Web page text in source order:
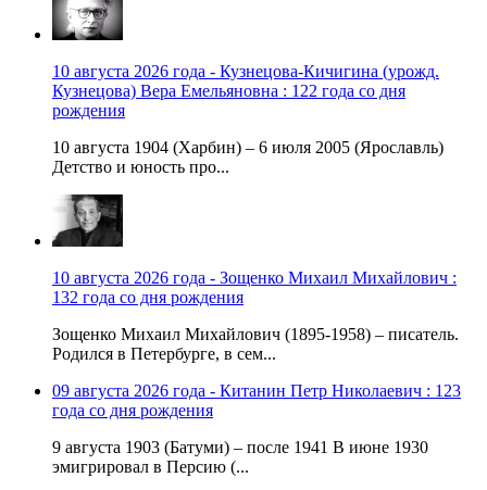
10 августа 2026 года - Кузнецова-Кичигина (урожд.
Кузнецова) Вера Емельяновна : 122 года со дня
рождения
10 августа 1904 (Харбин) – 6 июля 2005 (Ярославль)
Детство и юность про...
10 августа 2026 года - Зощенко Михаил Михайлович :
132 года со дня рождения
Зощенко Михаил Михайлович (1895-1958) – писатель.
Родился в Петербурге, в сем...
09 августа 2026 года - Китанин Петр Николаевич : 123
года со дня рождения
9 августа 1903 (Батуми) – после 1941 В июне 1930
эмигрировал в Персию (...